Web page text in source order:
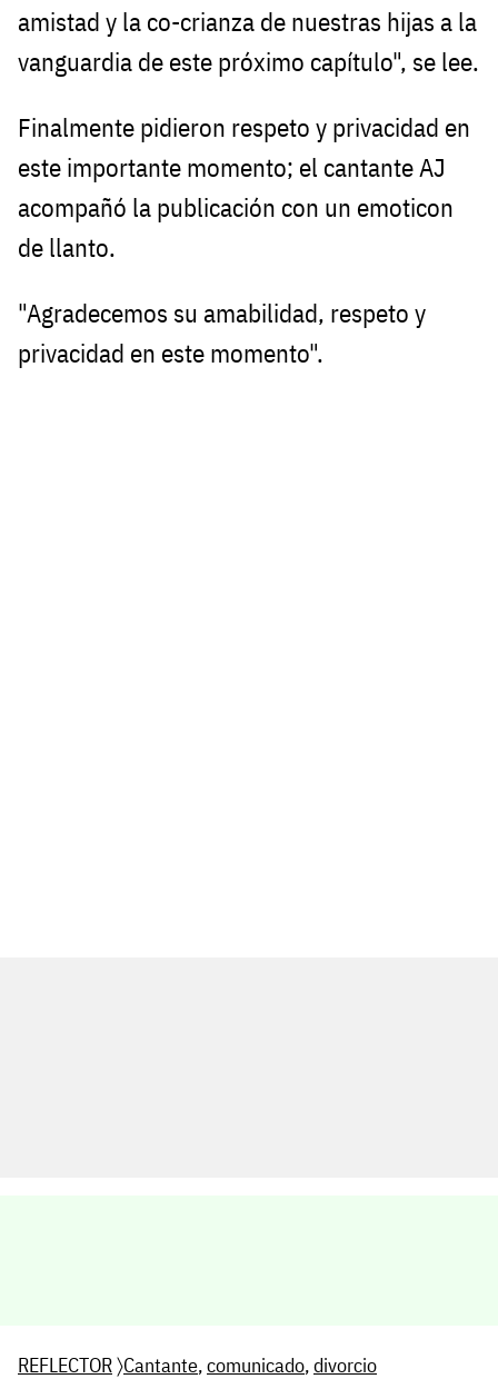
amistad y la co-crianza de nuestras hijas a la
vanguardia de este próximo capítulo", se lee.
Finalmente pidieron respeto y privacidad en
este importante momento; el cantante AJ
acompañó la publicación con un emoticon
de llanto.
"Agradecemos su amabilidad, respeto y
privacidad en este momento".
REFLECTOR〉Cantante,comunicado,divorcio